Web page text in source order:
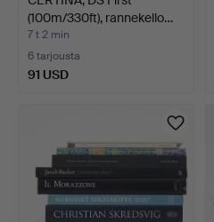
(100m/330ft), rannekello…
7 t 2 min
6 tarjousta
91 USD